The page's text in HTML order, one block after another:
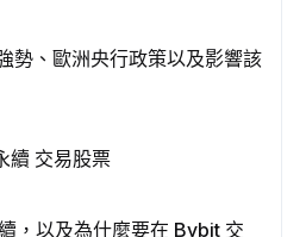
勢、歐洲央行政策以及影響該
續 交易股票
，以及為什麼要在 Bybit 交